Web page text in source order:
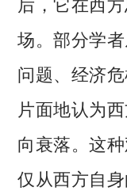
场。部分学
问题、经济
片面地认为
向衰落。这
仅从西方自